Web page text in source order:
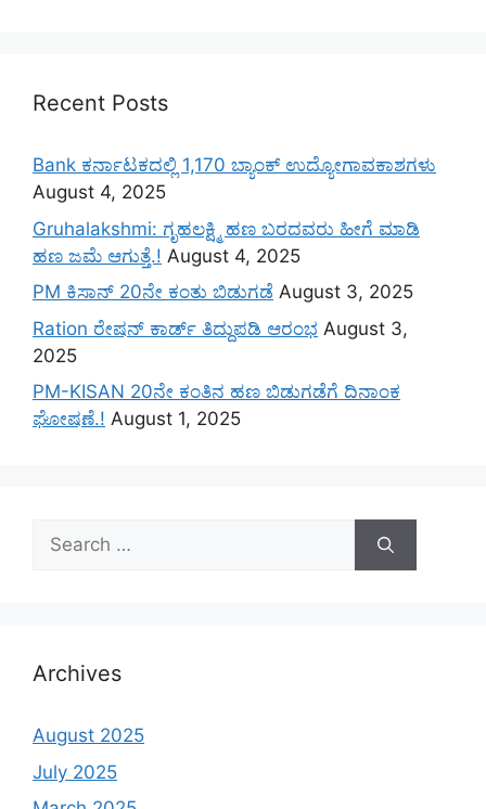
Recent Posts
Bank ಕರ್ನಾಟಕದಲ್ಲಿ 1,170 ಬ್ಯಾಂಕ್ ಉದ್ಯೋಗಾವಕಾಶಗಳು
August 4, 2025
Gruhalakshmi: ಗೃಹಲಕ್ಷ್ಮಿ ಹಣ ಬರದವರು ಹೀಗೆ ಮಾಡಿ
ಹಣ ಜಮೆ‌ ಆಗುತ್ತೆ.! August 4, 2025
PM ಕಿಸಾನ್ 20ನೇ ಕಂತು ಬಿಡುಗಡೆ August 3, 2025
Ration ರೇಷನ್ ಕಾರ್ಡ್ ತಿದ್ದುಪಡಿ ಆರಂಭ August 3,
2025
PM-KISAN 20ನೇ ಕಂತಿನ ಹಣ ಬಿಡುಗಡೆಗೆ ದಿನಾಂಕ
ಘೋಷಣೆ.! August 1, 2025
Search
for:
Archives
August 2025
July 2025